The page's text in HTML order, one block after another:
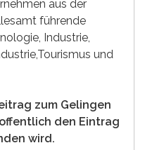
aus der
führende
Industrie,
und
zum Gelingen
den Eintrag
wird.